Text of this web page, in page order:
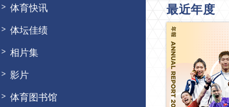
体育快讯
体坛佳绩
相片集
影片
体育图书馆
最近年度